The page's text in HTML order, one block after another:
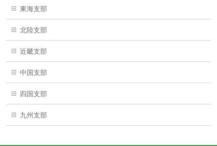
東海支部
北陸支部
近畿支部
中国支部
四国支部
九州支部